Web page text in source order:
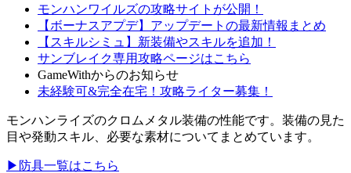
モンハンワイルズの攻略サイトが公開！
【ボーナスアプデ】アップデートの最新情報まとめ
【スキルシミュ】新装備やスキルを追加！
サンブレイク専用攻略ページはこちら
GameWithからのお知らせ
未経験可&完全在宅！攻略ライター募集！
モンハンライズのクロムメタル装備の性能です。装備の見た
目や発動スキル、必要な素材についてまとめています。
▶防具一覧はこちら